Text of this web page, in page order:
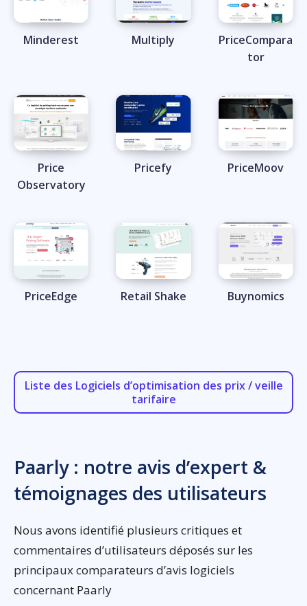
Minderest Multiply
PriceCompara
tor
Price
Observatory
Pricefy PriceMoov
PriceEdge Retail Shake Buynomics
Liste des Logiciels d’optimisation des prix / veille
tarifaire
Paarly : notre avis d’expert &
témoignages des utilisateurs
Nous avons identifié plusieurs critiques et
commentaires d’utilisateurs déposés sur les
principaux comparateurs d’avis logiciels
concernant Paarly